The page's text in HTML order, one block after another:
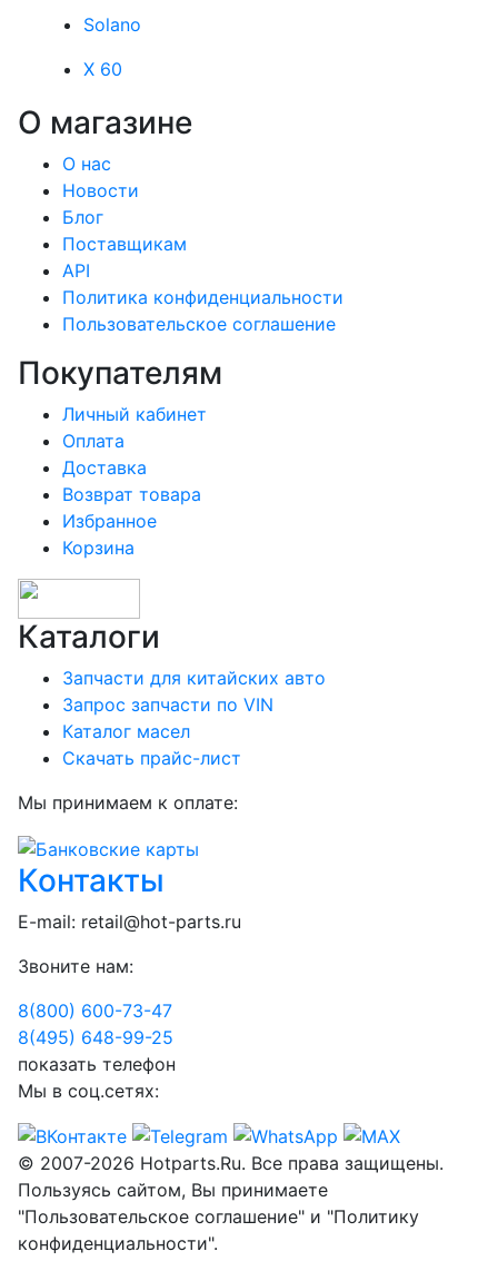
Solano
X 60
О магазине
О нас
Новости
Блог
Поставщикам
API
Политика конфиденциальности
Пользовательское соглашение
Покупателям
Личный кабинет
Оплата
Доставка
Возврат товара
Избранное
Корзина
Каталоги
Запчасти для китайских авто
Запрос запчасти по VIN
Каталог масел
Скачать прайс-лист
Мы принимаем к оплате:
Контакты
E-mail: retail@hot-parts.ru
Звоните нам:
8(800) 600-73-47
8(495) 648-99-25
показать телефон
Мы в соц.сетях:
© 2007-2026 Hotparts.Ru. Все права защищены.
Пользуясь сайтом, Вы принимаете
"Пользовательское соглашение" и "Политику
конфиденциальности".